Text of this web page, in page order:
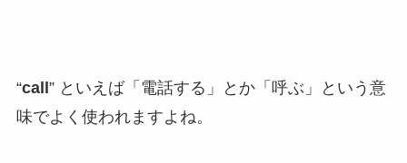
“call” といえば「電話する」とか「呼ぶ」という意
味でよく使われますよね。